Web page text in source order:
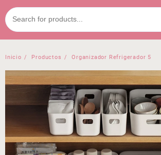
Inicio Productos Organizador Refrigerador 5